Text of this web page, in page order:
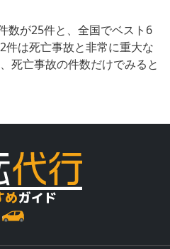
数が25件と、全国でベスト6
件は死亡事故と非常に重大な
死亡事故の件数だけでみると